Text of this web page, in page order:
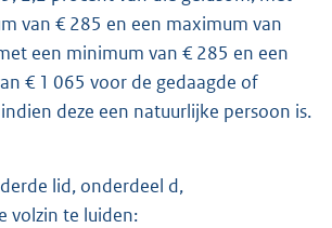
van € 285 en een maximum van
een minimum van € 285 en een
€ 1 065 voor de gedaagde of
deze een natuurlijke persoon is.
lid, onderdeel d,
volzin te luiden: